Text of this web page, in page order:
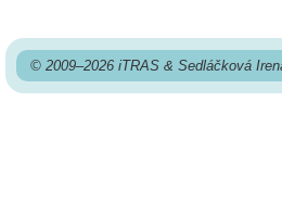
© 2009–2026 iTRAS & Sedláčková